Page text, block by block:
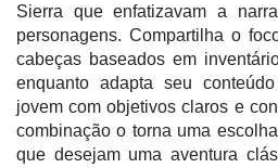
Sierra que enfatizavam a
personagens. Compartilha o
cabeças baseados em
enquanto adapta seu
jovem com objetivos claros e
combinação o torna uma
que desejam uma aventura